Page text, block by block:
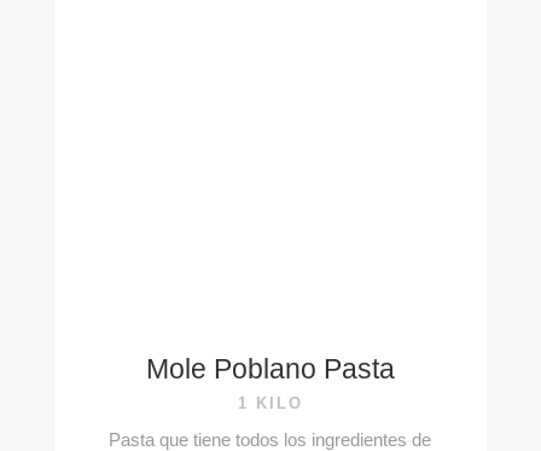
Mole Poblano Pasta
1 KILO
Pasta que tiene todos los ingredientes de